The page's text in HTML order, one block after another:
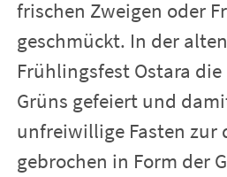
Knotenpunkt
Kurse & Termine
Körper & Seele
frischen Zweigen oder
geschmückt. In der
Frühlingsfest Ostara die
Grüns gefeiert und
unfreiwillige Fasten zur
gebrochen in Form der